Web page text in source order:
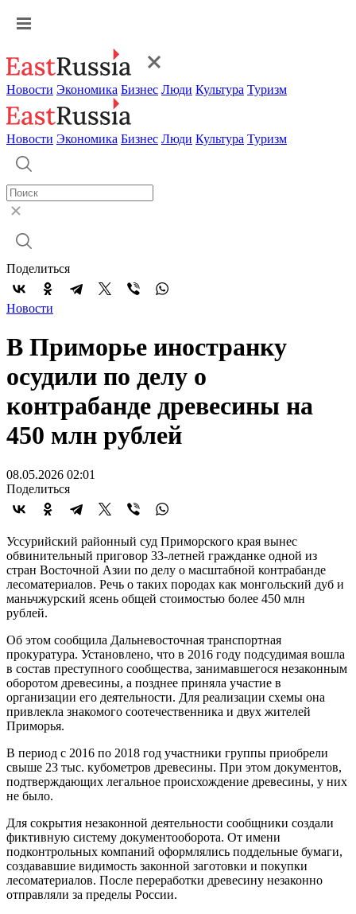
Новости Экономика Бизнес Люди Культура Туризм
Новости Экономика Бизнес Люди Культура Туризм
Поделиться
Новости
В Приморье иностранку
осудили по делу о
контрабанде древесины на
450 млн рублей
08.05.2026 02:01
Поделиться
Уссурийский районный суд Приморского края вынес
обвинительный приговор 33-летней гражданке одной из
стран Восточной Азии по делу о масштабной контрабанде
лесоматериалов. Речь о таких породах как монгольский дуб и
маньчжурский ясень общей стоимостью более 450 млн
рублей.
Об этом сообщила Дальневосточная транспортная
прокуратура. Установлено, что в 2016 году подсудимая вошла
в состав преступного сообщества, занимавшегося незаконным
оборотом древесины, а позднее приняла участие в
организации его деятельности. Для реализации схемы она
привлекла знакомого соотечественника и двух жителей
Приморья.
В период с 2016 по 2018 год участники группы приобрели
свыше 23 тыс. кубометров древесины. При этом документов,
подтверждающих легальное происхождение древесины, у них
не было.
Для сокрытия незаконной деятельности сообщники создали
фиктивную систему документооборота. От имени
подконтрольных компаний оформлялись поддельные бумаги,
создававшие видимость законной заготовки и покупки
лесоматериалов. После переработки древесину незаконно
отправляли за пределы России.